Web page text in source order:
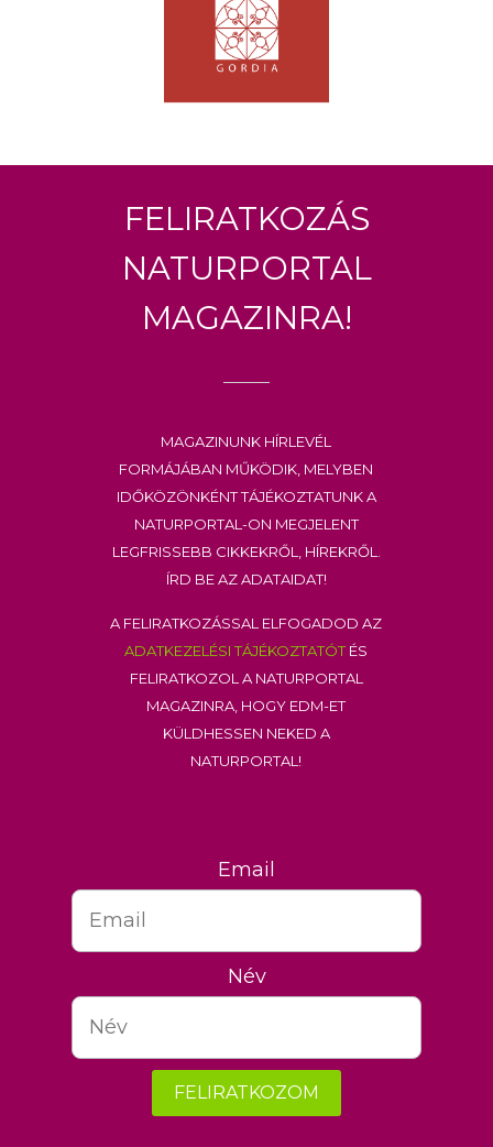
Feliratkozás
Naturportal
Magazinra!
Magazinunk hírlevél
formájában működik, melyben
időközönként tájékoztatunk a
Naturportal-on megjelent
legfrissebb cikkekről, hírekről.
Írd be az adataidat!
A feliratkozással elfogadod az
adatkezelési tájékoztatótés
feliratkozol a Naturportal
Magazinra, hogy EDM-et
küldhessen neked a
Naturportal!
Email
Név
FELIRATKOZOM